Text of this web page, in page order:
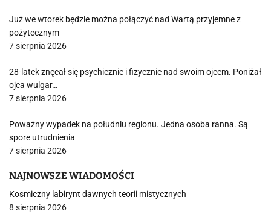
Już we wtorek będzie można połączyć nad Wartą przyjemne z
pożytecznym
7 sierpnia 2026
28-latek znęcał się psychicznie i fizycznie nad swoim ojcem. Poniżał
ojca wulgar…
7 sierpnia 2026
Poważny wypadek na południu regionu. Jedna osoba ranna. Są
spore utrudnienia
7 sierpnia 2026
NAJNOWSZE WIADOMOŚCI
Kosmiczny labirynt dawnych teorii mistycznych
8 sierpnia 2026